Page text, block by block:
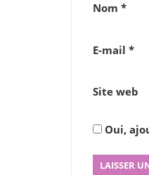
Nom *
E-mail *
Site web
Oui,